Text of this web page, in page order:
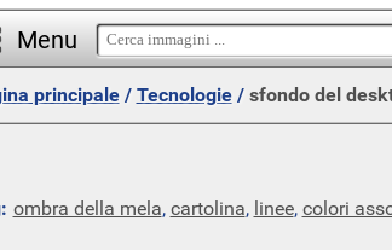
Menu
principale/ Tecnologie/ sfondo del
ombra della mela, cartolina, linee, colori